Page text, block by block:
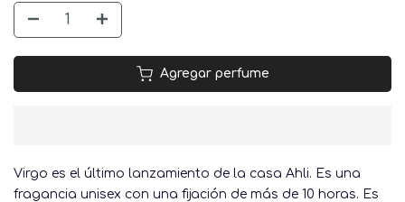
Agregar perfume
Virgo es el último lanzamiento de la casa Ahli. Es una
fragancia unisex con una fijación de más de 10 horas. Es